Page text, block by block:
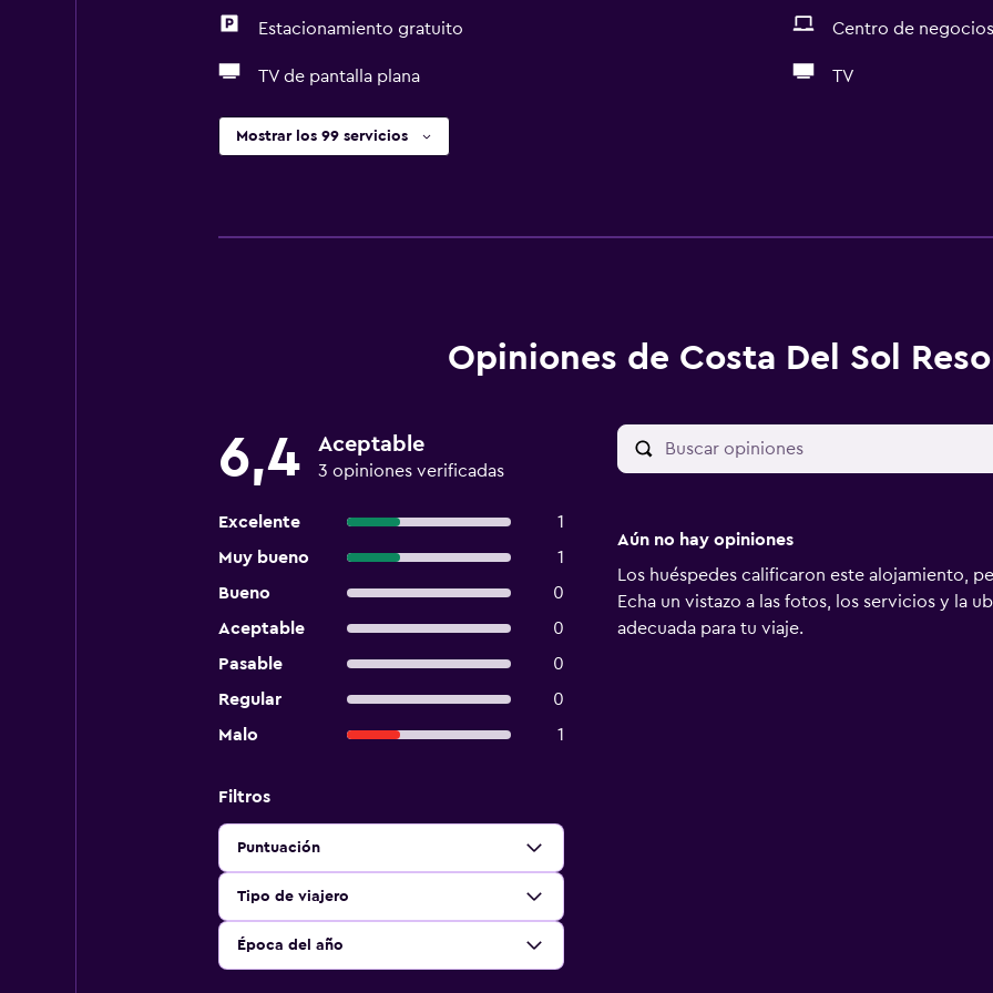
Estacionamiento gratuito Centro de negocios
TV de pantalla plana TV
Mostrar los 99 servicios
Opiniones de Costa Del Sol
6,4 Aceptable
3 opiniones verificadas
Excelente
1
Muy bueno
1
Bueno
0
Aceptable
0
Pasable
0
Regular
0
Malo
1
Filtros
Puntuación
Tipo de viajero
Época del año
Aún no hay opiniones
Los huéspedes calificaron este alojamiento,
Echa un vistazo a las fotos, los servicios y la
adecuada para tu viaje.